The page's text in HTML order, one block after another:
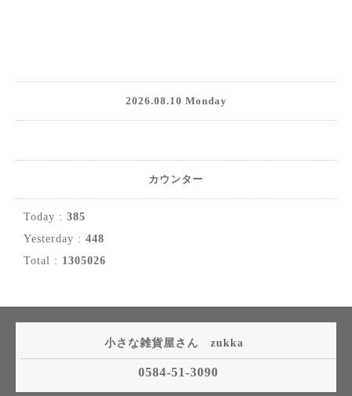
2026.08.10 Monday
カウンター
Today : 385
Yesterday : 448
Total : 1305026
小さな雑貨屋さん zukka
0584-51-3090